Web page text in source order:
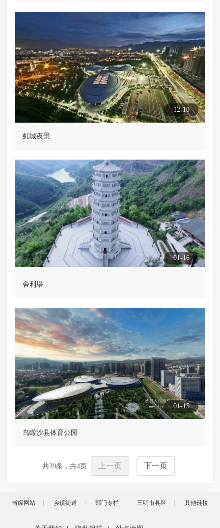
12-10
虬城夜景
01-16
舍利塔
01-15
鸟瞰沙县体育公园
共39条，共4页 上一页 下一页
省级网站 乡镇街道 部门专栏 三明市县区 其他链接